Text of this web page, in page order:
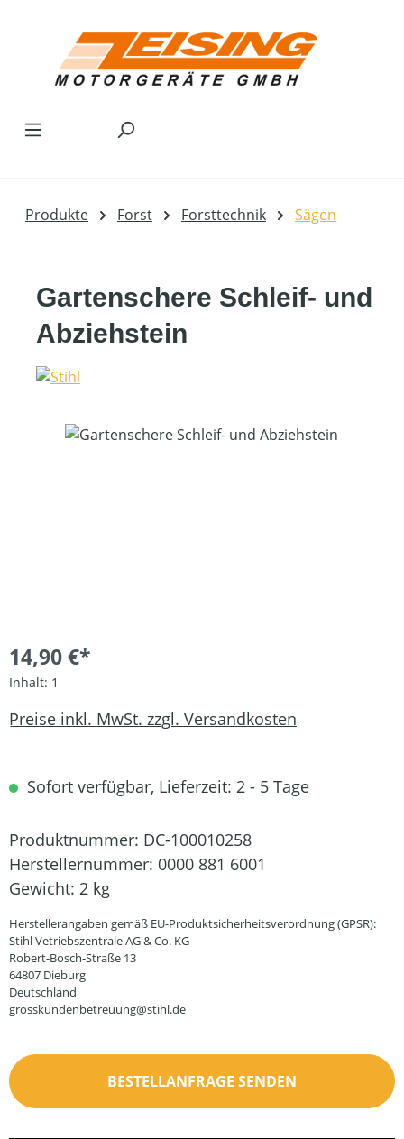
Produkte Forst Forsttechnik Sägen
Gartenschere Schleif- und
Abziehstein
Bildergalerie überspringen
14,90 €*
Inhalt: 1
Preise inkl. MwSt. zzgl. Versandkosten
Sofort verfügbar, Lieferzeit: 2 - 5 Tage
Produktnummer: DC-100010258
Herstellernummer: 0000 881 6001
Gewicht: 2 kg
Herstellerangaben gemäß EU-Produktsicherheitsverordnung (GPSR):
Stihl Vetriebszentrale AG & Co. KG
Robert-Bosch-Straße 13
64807 Dieburg
Deutschland
grosskundenbetreuung@stihl.de
BESTELLANFRAGE SENDEN